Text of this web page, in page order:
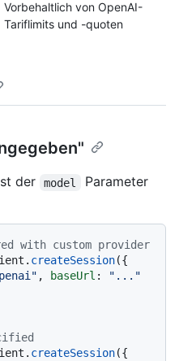
Vorbehaltlich von OpenAI-
Tariflimits und -quoten
der model
Parameter
with custom provider
createSession({
, baseUrl :
"..."
createSession({